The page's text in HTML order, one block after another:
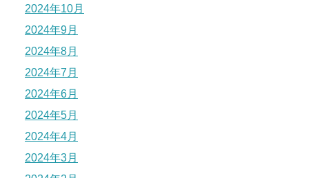
2024年10月
2024年9月
2024年8月
2024年7月
2024年6月
2024年5月
2024年4月
2024年3月